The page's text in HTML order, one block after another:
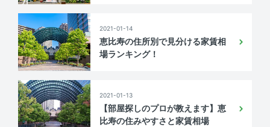
2021-01-14
恵比寿の住所別で見分ける家賃相
場ランキング！
2021-01-13
【部屋探しのプロが教えます】恵
比寿の住みやすさと家賃相場